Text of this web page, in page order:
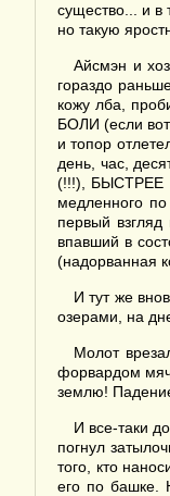
существо... и в
но такую
Айсмэн и
гораздо
кожу лба,
БОЛИ (если вот
и топор
день, час,
(!!!), БЫСТРЕЕ
медленного
первый
впавший в
(надорванная
И тут же
озерами, на
Молот
форвардом
землю!
И все-таки
погнул
того, кто
его по башке.